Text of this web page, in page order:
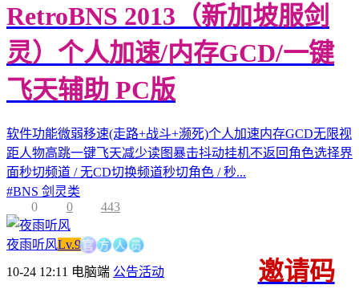
RetroBNS 2013（新加坡服剑
灵）个人加速/内存GCD/一键
飞天辅助 PC版
软件功能微弱移速(走路+战斗+濒死)个人加速内存GCD无限视
距人物高跳一键飞天减少读图暴击抖动挂机不返回角色选择界
面秒切频道 / 无CD切换频道秒切角色 / 秒...
#BNS 剑灵类
0
0 443
夜雨听风Lv.9官方人员
10-24 12:11 电脑端 公告活动
邀请码